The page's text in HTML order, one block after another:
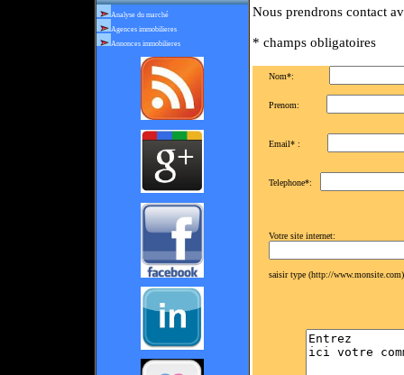
Analyse du marché
Agences immobilieres
Annonces immobilieres
Nous prendrons contact
* champs obligatoires
Nom*:
Prenom:
Email* :
Telephone*:
Votre site internet:
saisir type (http://www.monsite.com)